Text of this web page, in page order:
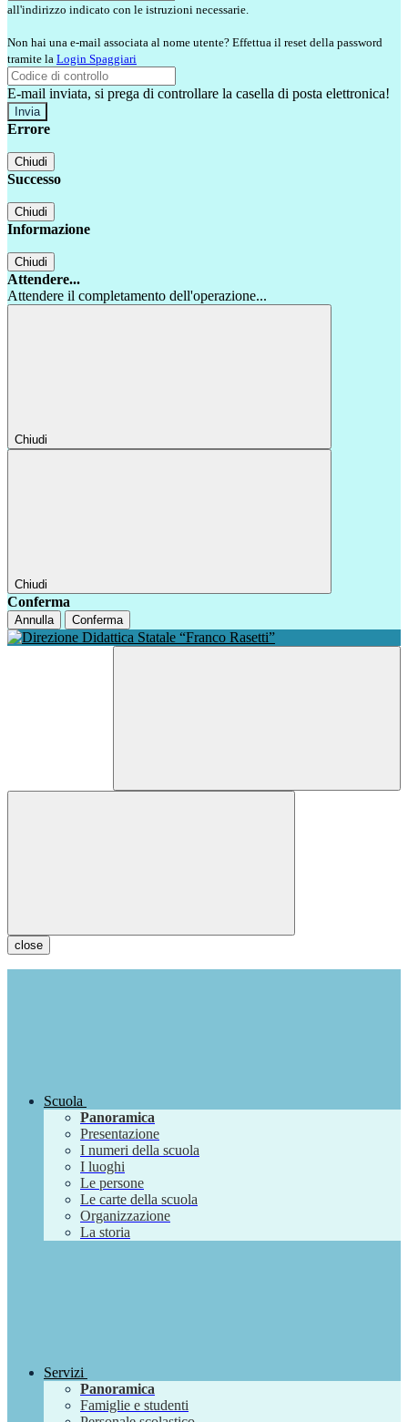
all'indirizzo indicato con le istruzioni necessarie.
Non hai una e-mail associata al nome utente? Effettua il reset della password
tramite la Login Spaggiari
E-mail inviata, si prega di controllare la casella di posta elettronica!
Errore
Chiudi
Successo
Chiudi
Informazione
Chiudi
Attendere...
Attendere il completamento dell'operazione...
Chiudi
Chiudi
Conferma
Annulla Conferma
close
Scuola
Panoramica
Presentazione
I numeri della scuola
I luoghi
Le persone
Le carte della scuola
Organizzazione
La storia
Servizi
Panoramica
Famiglie e studenti